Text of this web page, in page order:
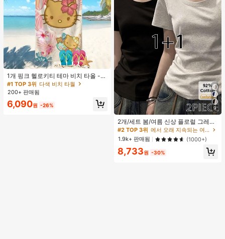
1개 핑크 헬로키티 테마 비치 타올 -
해변, 수영, 야외 캠핑 및 여행을 위해
디자인된 필수 카툰 테마 아이템. 이
오버사이즈 비치 타올은 흡수력이 뛰
어나고 빠르게 건조되어 여행, 수영장
놀이 또는 가정 목욕에 이상적인 선택
#1 TOP 3위 다색 비치 타월
거의 매진!
#1 TOP 3위 다색 비치 타월
거의 매진!
#1 TOP 3위 다색 비치 타월
거의 매진!
#1 TOP 3위
다색 비치 타월
거의 매진!
200+ 판매됨
6,090원 -26% 9
2개/세트 봄/여름 신상 플로럴 그레이
+ 블랙 반팔 티셔츠, 여성 슬림핏 솔리
드 컬러 언더셔츠 캐주얼
#2 TOP 3위
에서 오래 지속되는 여성 상의, 블라우스 & 티
높은 재방문 고객
30+ 명 "여름옷"
#2 TOP 3위
에서 오래 지속되는 여성 상의, 블라우스 & 티
높은 재방문 고객
30+ 명 "여름옷"
#2 TOP 3위
에서 오래 지속되는 여성 상의, 블라우스 & 티
높은 재방문 고객
30+ 명 "여름옷"
#2 TOP 3위
에서 오래 지속되는 여성 상의, 블라우스 & 티
높은 재방문 고객
30+ 명 "여름옷"
1.9k+ 판매됨 (1000+)
8,733원 -30%